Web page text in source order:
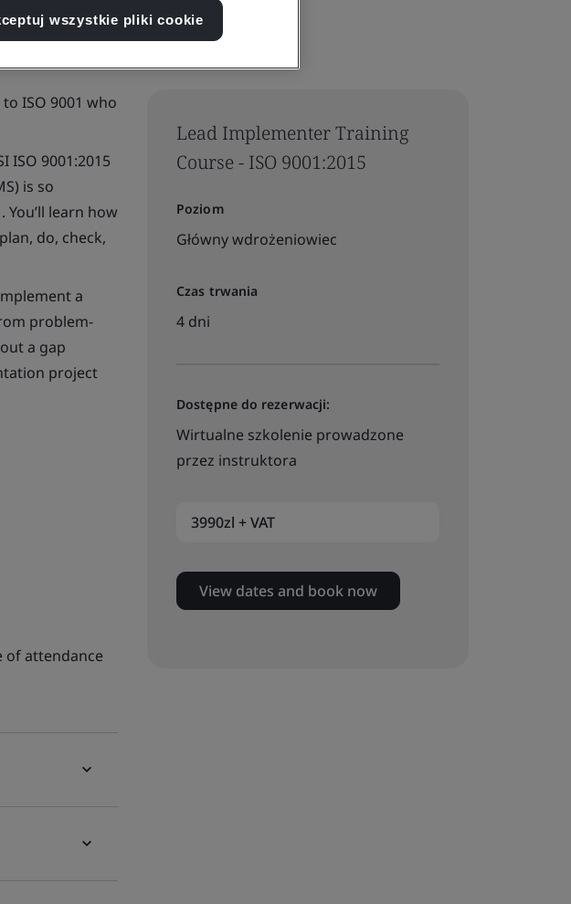
Lead Implementer Training
Course - ISO 9001:2015
Poziom
Główny wdrożeniowiec
Czas trwania
4 dni
Dostępne do rezerwacji:
Wirtualne szkolenie prowadzone
przez instruktora
3990zl + VAT
View dates and book now
ISO 9001 who
ISO 9001:2015
is so
learn how
do, check,
a
problem-
a gap
project
of attendance
wszystkie pliki cookie